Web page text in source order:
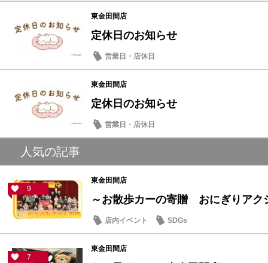
東金田間店
定休日のお知らせ
営業日・店休日
東金田間店
定休日のお知らせ
営業日・店休日
人気の記事
9
東金田間店
～お散歩カーの寄贈 おにぎりアク
店内イベント SDGs
7
東金田間店